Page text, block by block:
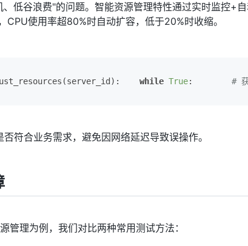
低谷浪费"的问题。智能资源管理特性通过实时监控+自
使用率超80%时自动扩容，低于20%时收缩。
while True: #
符合业务需求，避免因网络延迟导致误操作。
理为例，我们对比两种常用测试方法：